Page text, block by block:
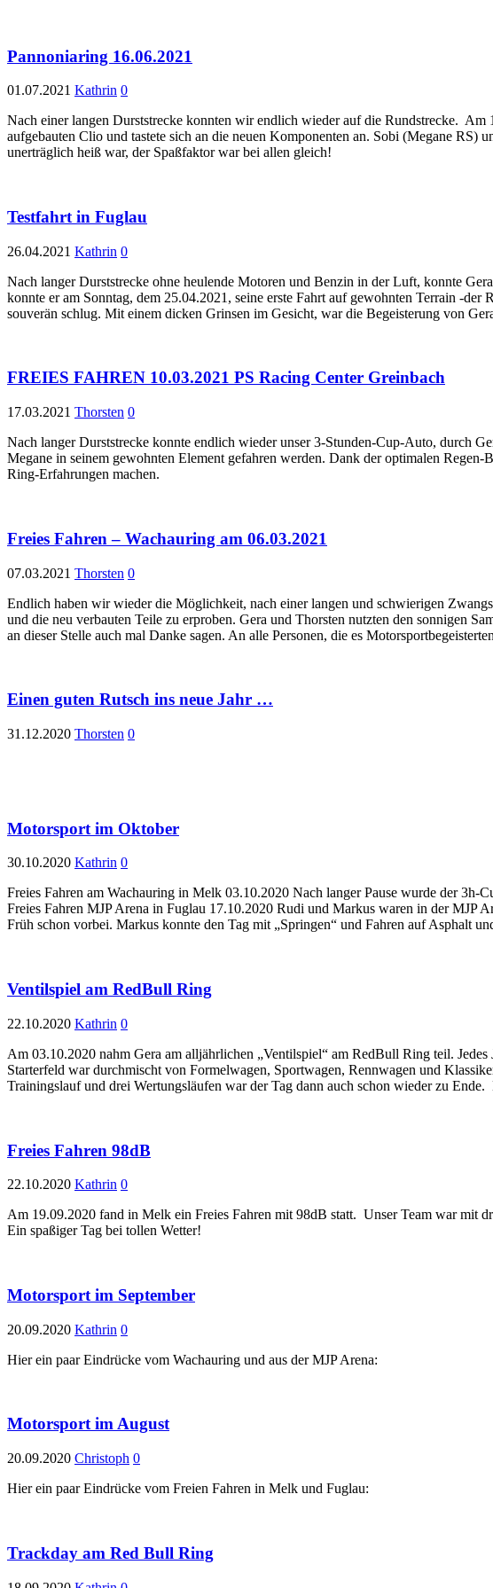
Pannoniaring 16.06.2021
01.07.2021 Kathrin 0
Nach einer langen Durststrecke konnten wir endlich wieder auf die Rundstrecke.
aufgebauten Clio und tastete sich an die neuen Komponenten an. Sobi (Megane
unerträglich heiß war, der Spaßfaktor war bei allen gleich!
Testfahrt in Fuglau
26.04.2021 Kathrin 0
Nach langer Durststrecke ohne heulende Motoren und Benzin in der Luft, konnte
konnte er am Sonntag, dem 25.04.2021, seine erste Fahrt auf gewohnten Terrain -
souverän schlug. Mit einem dicken Grinsen im Gesicht, war die Begeisterung von
FREIES FAHREN 10.03.2021 PS Racing Center Greinbach
17.03.2021 Thorsten 0
Nach langer Durststrecke konnte endlich wieder unser 3-Stunden-Cup-Auto, durch
Megane in seinem gewohnten Element gefahren werden. Dank der optimalen
Ring-Erfahrungen machen.
Freies Fahren – Wachauring am 06.03.2021
07.03.2021 Thorsten 0
Endlich haben wir wieder die Möglichkeit, nach einer langen und schwierigen
und die neu verbauten Teile zu erproben. Gera und Thorsten nutzten den
an dieser Stelle auch mal Danke sagen. An alle Personen, die es
Einen guten Rutsch ins neue Jahr …
31.12.2020 Thorsten 0
Motorsport im Oktober
30.10.2020 Kathrin 0
Freies Fahren am Wachauring in Melk 03.10.2020 Nach langer Pause wurde der 3h-
Freies Fahren MJP Arena in Fuglau 17.10.2020 Rudi und Markus waren in der MJP
Früh schon vorbei. Markus konnte den Tag mit „Springen“ und Fahren auf Asphalt
Ventilspiel am RedBull Ring
22.10.2020 Kathrin 0
Am 03.10.2020 nahm Gera am alljährlichen „Ventilspiel“ am RedBull Ring teil.
Starterfeld war durchmischt von Formelwagen, Sportwagen, Rennwagen und
Trainingslauf und drei Wertungsläufen war der Tag dann auch schon wieder zu
Freies Fahren 98dB
22.10.2020 Kathrin 0
Am 19.09.2020 fand in Melk ein Freies Fahren mit 98dB statt. Unser Team war mit
Ein spaßiger Tag bei tollen Wetter!
Motorsport im September
20.09.2020 Kathrin 0
Hier ein paar Eindrücke vom Wachauring und aus der MJP Arena:
Motorsport im August
20.09.2020 Christoph 0
Hier ein paar Eindrücke vom Freien Fahren in Melk und Fuglau:
Trackday am Red Bull Ring